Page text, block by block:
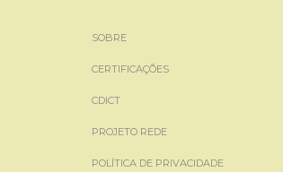
SOBRE
CERTIFICAÇÕES
CDICT
PROJETO REDE
POLÍTICA DE PRIVACIDADE